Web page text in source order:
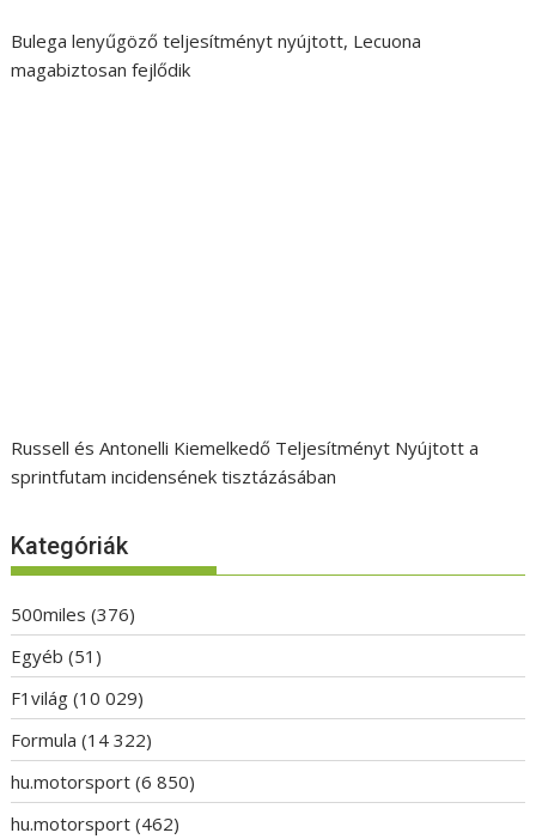
Bulega lenyűgöző teljesítményt nyújtott, Lecuona
magabiztosan fejlődik
Russell és Antonelli Kiemelkedő Teljesítményt Nyújtott a
sprintfutam incidensének tisztázásában
Kategóriák
500miles (376)
Egyéb (51)
F1világ (10 029)
Formula (14 322)
hu.motorsport (6 850)
hu.motorsport (462)